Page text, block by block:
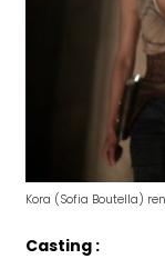
Kora (Sofia Boutella)
Casting :